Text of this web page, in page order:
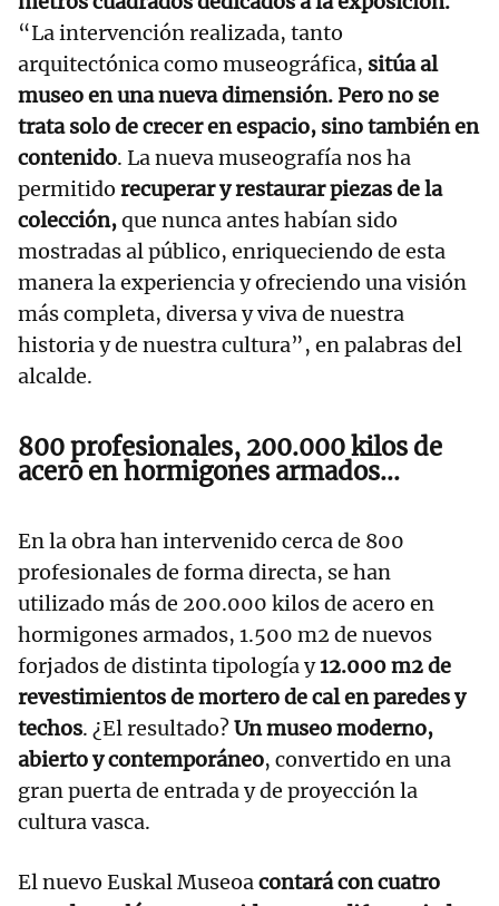
“La intervención realizada, tanto
arquitectónica como museográfica, sitúa al
museo en una nueva dimensión. Pero no se
trata solo de crecer en espacio, sino también en
contenido. La nueva museografía nos ha
permitido recuperar y restaurar piezas de la
colección,que nunca antes habían sido
mostradas al público, enriqueciendo de esta
manera la experiencia y ofreciendo una visión
más completa, diversa y viva de nuestra
historia y de nuestra cultura”, en palabras del
alcalde.
800 profesionales, 200.000 kilos de
acero en hormigones armados...
En la obra han intervenido cerca de 800
profesionales de forma directa, se han
utilizado más de 200.000 kilos de acero en
hormigones armados, 1.500 m2 de nuevos
forjados de distinta tipología y12.000 m2 de
revestimientos de mortero de cal en paredes y
techos. ¿El resultado?Un museo moderno,
abierto y contemporáneo, convertido en una
gran puerta de entrada y de proyección la
cultura vasca.
El nuevo Euskal Museoacontará con cuatro